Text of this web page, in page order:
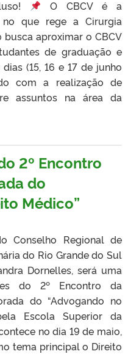
O CBCV é a
que rege a Cirurgia
aproximar o CBCV
de graduação e
(15, 16 e 17 de junho
com a realização de
assuntos na área da
2º Encontro
do
Médico”
Conselho Regional de
do Rio Grande do Sul
Dornelles, será uma
do 2º Encontro da
do “Advogando no
Escola Superior da
no dia 19 de maio,
tema principal o Direito